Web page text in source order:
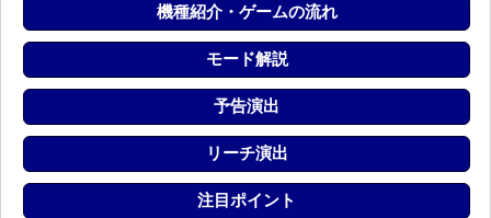
機種紹介・ゲームの流れ
モード解説
予告演出
リーチ演出
注目ポイント